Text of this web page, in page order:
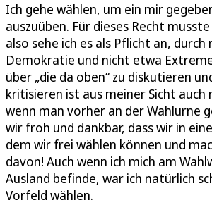
Ich gehe wählen, um ein mir
auszuüben. Für dieses Recht
also sehe ich es als Pflicht an,
Demokratie und nicht etwa
über „die da oben“ zu diskutieren
kritisieren ist aus meiner Sicht auch
wenn man vorher an der Wahlurne
wir froh und dankbar, dass wir in
dem wir frei wählen können und
davon! Auch wenn ich mich am
Ausland befinde, war ich natürlich
Vorfeld wählen.